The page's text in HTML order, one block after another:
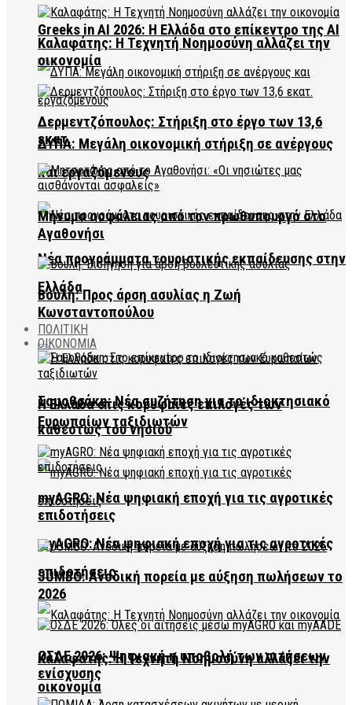
Greeks in AI 2026: Η Ελλάδα στο επίκεντρο της AI
ΔΥΠΑ: Μεγάλη οικονομική στήριξη σε ανέργους
και εργαζόμενους
Νέα προγράμματα τουριστικής εκπαίδευσης στην
Ελλάδα
ΠΟΛΙΤΙΚΗ
Σαμοθράκη: Νέα συζήτηση για το ιδιοκτησιακό
καθεστώς του νησιού
myAGRO: Νέα ψηφιακή εποχή για τις αγροτικές
επιδοτήσεις
Καλαφάτης: Η Τεχνητή Νοημοσύνη αλλάζει την
οικονομία
Καλαφάτης: Η Τεχνητή Νοημοσύνη αλλάζει την
οικονομία
Δερμεντζόπουλος: Στήριξη στο έργο των 13,6
εκατ.
Μήνυμα ασφάλειας από τον πρωθυπουργό στο
Αγαθονήσι
Βουλή: Προς άρση ασυλίας η Ζωή
Κωνσταντοπούλου
ΟΙΚΟΝΟΜΙΑ
Η Ελλάδα στις κορυφαίες επιλογές των
Ευρωπαίων ταξιδιωτών
myAGRO: Νέα ψηφιακή εποχή για τις αγροτικές
επιδοτήσεις
JUMBO: Ανοδική πορεία με αύξηση πωλήσεων το
2026
ΟΣΔΕ 2026: Ψηφιακή η υποβολή των αιτήσεων
ενίσχυσης